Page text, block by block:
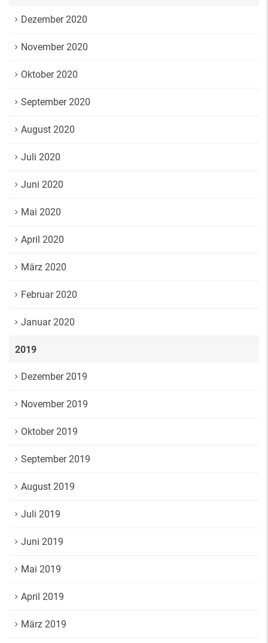
Dezember 2020
November 2020
Oktober 2020
September 2020
August 2020
Juli 2020
Juni 2020
Mai 2020
April 2020
März 2020
Februar 2020
Januar 2020
2019
Dezember 2019
November 2019
Oktober 2019
September 2019
August 2019
Juli 2019
Juni 2019
Mai 2019
April 2019
März 2019